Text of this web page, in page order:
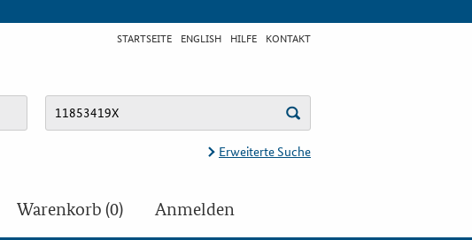
STARTSEITE ENGLISH HILFE KONTAKT
Erweiterte Suche
Warenkorb (0) Anmelden